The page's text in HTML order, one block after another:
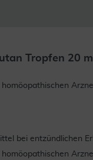
Tropfen 20
bei entzündlichen